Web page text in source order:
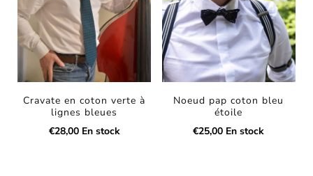
Cravate en coton verte à
lignes bleues
€28,00 En stock
Noeud pap coton bleu
étoile
€25,00 En stock